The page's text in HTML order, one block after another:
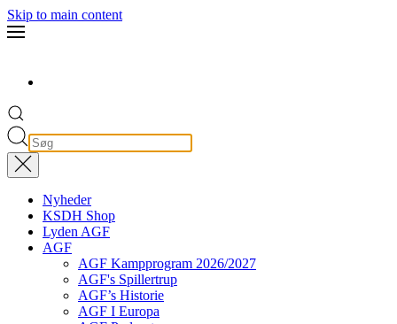
Skip to main content
Nyheder
KSDH Shop
Lyden AGF
AGF
AGF Kampprogram 2026/2027
AGF's Spillertrup
AGF’s Historie
AGF I Europa